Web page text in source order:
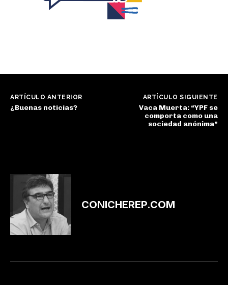
ARTÍCULO ANTERIOR
¿Buenas noticias?
ARTÍCULO SIGUIENTE
Vaca Muerta: “YPF se
comporta como una
sociedad anónima”
CONICHEREP.COM